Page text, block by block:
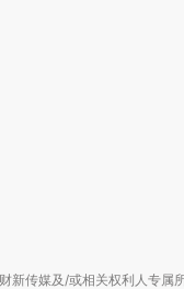
新传媒及/或相关权利人专属